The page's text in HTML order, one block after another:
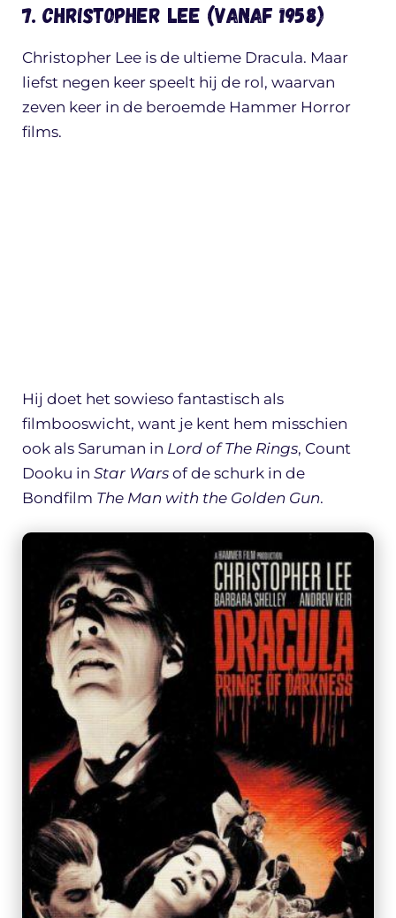
7. Christopher Lee (vanaf 1958)
Christopher Lee is de ultieme Dracula. Maar
liefst negen keer speelt hij de rol, waarvan
zeven keer in de beroemde Hammer Horror
films.
Hij doet het sowieso fantastisch als
filmbooswicht, want je kent hem misschien
ook als Saruman in Lord of The Rings, Count
Dooku in Star Wars of de schurk in de
Bondfilm The Man with the Golden Gun.